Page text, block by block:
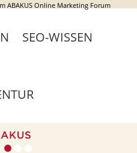
ABAKUS Online Marketing Forum
SEO-WISSEN